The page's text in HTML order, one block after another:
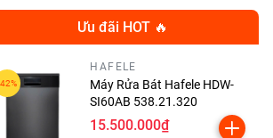
Ưu đãi HOT 🔥
HAFELE
Máy Rửa Bát Hafele HDW-
SI60AB 538.21.320
15.500.000₫